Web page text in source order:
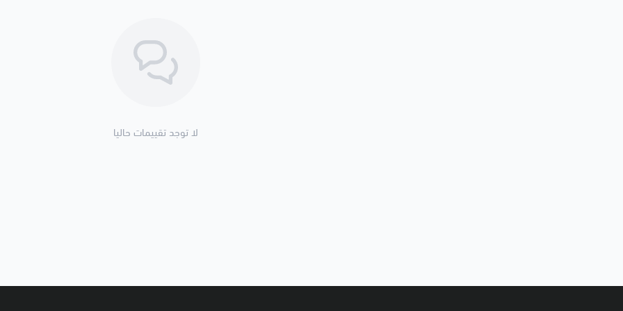
لا توجد تقييمات حاليا